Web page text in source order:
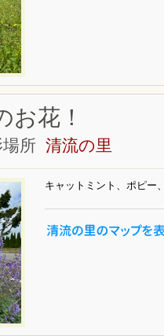
お花！
所 清流の里
キャットミント、ポピー